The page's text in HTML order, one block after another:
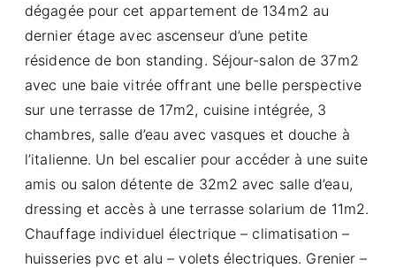
dégagée pour cet appartement de 134m2 au
dernier étage avec ascenseur d’une petite
résidence de bon standing. Séjour-salon de 37m2
avec une baie vitrée offrant une belle perspective
sur une terrasse de 17m2, cuisine intégrée, 3
chambres, salle d’eau avec vasques et douche à
l’italienne. Un bel escalier pour accéder à une suite
amis ou salon détente de 32m2 avec salle d’eau,
dressing et accès à une terrasse solarium de 11m2.
Chauffage individuel électrique – climatisation –
huisseries pvc et alu – volets électriques. Grenier –